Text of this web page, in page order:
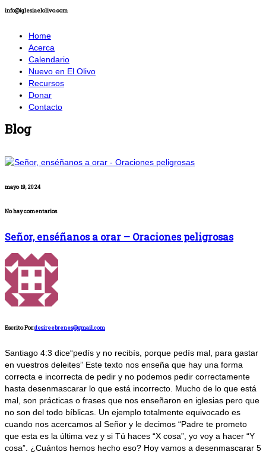
info@iglesiaelolivo.com
Home
Acerca
Calendario
Nuevo en El Olivo
Recursos
Donar
Contacto
Blog
mayo 19, 2024
No hay comentarios
Señor, enséñanos a orar – Oraciones peligrosas
Escrito Por:desireebrenes@gmail.com
Santiago 4:3 dice“pedís y no recibís, porque pedís mal, para gastar
en vuestros deleites” Este texto nos enseña que hay una forma
correcta e incorrecta de pedir y no podemos pedir correctamente
hasta desenmascarar lo que está incorrecto. Mucho de lo que está
mal, son prácticas o frases que nos enseñaron en iglesias pero que
no son del todo bíblicas. Un ejemplo totalmente equivocado es
cuando nos acercamos al Señor y le decimos “Padre te prometo
que esta es la última vez y si Tú haces “X cosa”, yo voy a hacer “Y
cosa”. ¿Cuántos hemos hecho eso? Hoy vamos a desenmascarar 5